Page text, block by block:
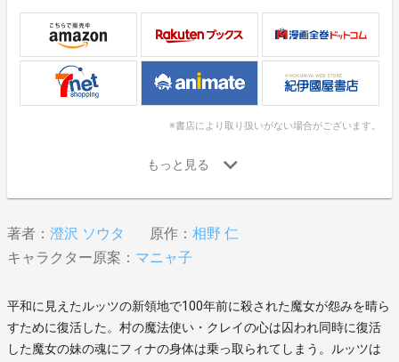
※書店により取り扱いがない場合がございます。
著者： 澄沢 ソウタ 原作： 相野 仁
キャラクター原案： マニャ子
平和に見えたルッツの新領地で100年前に殺された魔女が怨みを晴ら
すために復活した。村の魔法使い・クレイの心は囚われ同時に復活
した魔女の妹の魂にフィナの身体は乗っ取られてしまう。ルッツは